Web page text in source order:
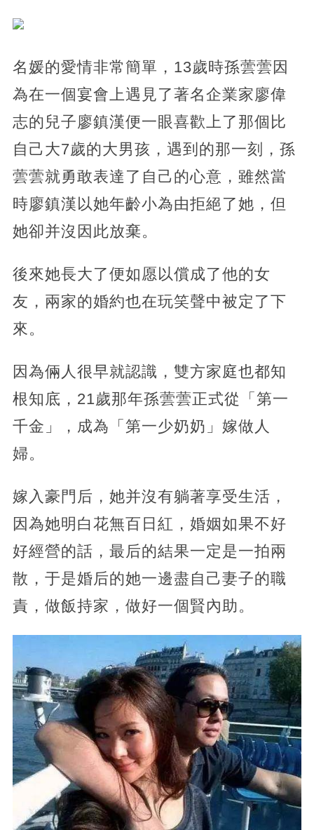
名媛的愛情非常簡單，13歲時孫蕓蕓因
為在一個宴會上遇見了著名企業家廖偉
志的兒子廖鎮漢便一眼喜歡上了那個比
自己大7歲的大男孩，遇到的那一刻，孫
蕓蕓就勇敢表達了自己的心意，雖然當
時廖鎮漢以她年齡小為由拒絕了她，但
她卻并沒因此放棄。
後來她長大了便如愿以償成了他的女
友，兩家的婚約也在玩笑聲中被定了下
來。
因為倆人很早就認識，雙方家庭也都知
根知底，21歲那年孫蕓蕓正式從「第一
千金」，成為「第一少奶奶」嫁做人
婦。
嫁入豪門后，她并沒有躺著享受生活，
因為她明白花無百日紅，婚姻如果不好
好經營的話，最后的結果一定是一拍兩
散，于是婚后的她一邊盡自己妻子的職
責，做飯持家，做好一個賢內助。